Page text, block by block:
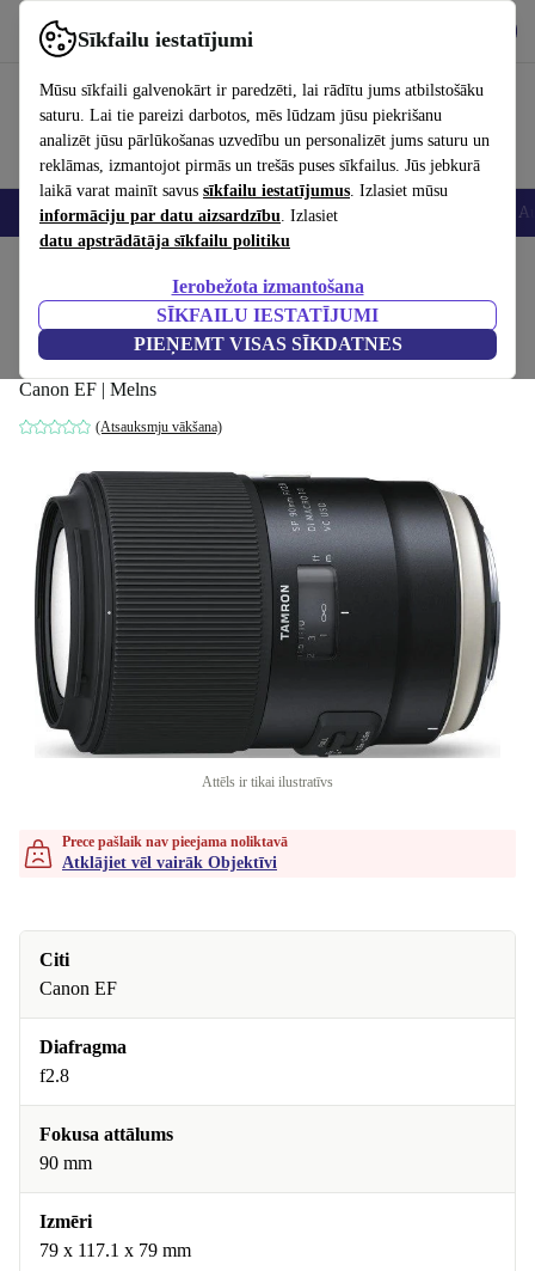
Sīkfailu iestatījumi
Mūsu sīkfaili galvenokārt ir paredzēti, lai rādītu jums atbilstošāku
saturu. Lai tie pareizi darbotos, mēs lūdzam jūsu piekrišanu
analizēt jūsu pārlūkošanas uzvedību un personalizēt jums saturu un
reklāmas, izmantojot pirmās un trešās puses sīkfailus. Jūs jebkurā
laikā varat mainīt savus sīkfailu iestatījumus. Izlasiet mūsu
informāciju par datu aizsardzību. Izlasiet
datu apstrādātāja sīkfailu politiku
Ierobežota izmantošana
SĪKFAILU IESTATĪJUMI
PIEŅEMT VISAS SĪKDATNES
Izmantojiet refurbed ātri un viegli
Viedtālruņi Portatīvie datori Planšetes Viedpulksteņi
Tamron SP AF 90mm 2.8 Di VC USD
Makro 1:1 Par Canon EF
Canon EF | Melns
(Atsauksmju vākšana)
Attēls ir tikai ilustratīvs
Prece pašlaik nav pieejama noliktavā
Atklājiet vēl vairāk Objektīvi
Citi
Canon EF
Diafragma
f2.8
Fokusa attālums
90 mm
Izmēri
79 x 117.1 x 79 mm